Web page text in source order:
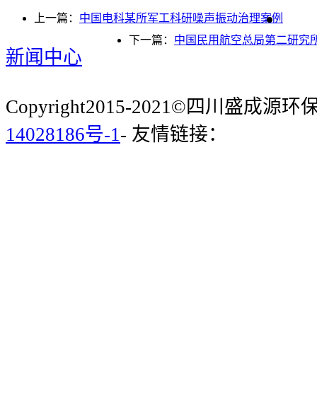
上一篇： 中国电科某所军工科研噪声振动治理案例
下一篇： 中国民用航空总局第二研究
新闻中心
Copyright2015-2021©四川盛成源环
14028186号-1 - 友情链接：